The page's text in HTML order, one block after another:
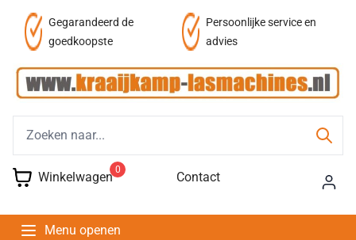
Gegarandeerd de
goedkoopste
Persoonlijke service en
advies
Winkelwagen 0 Contact
Menu openen